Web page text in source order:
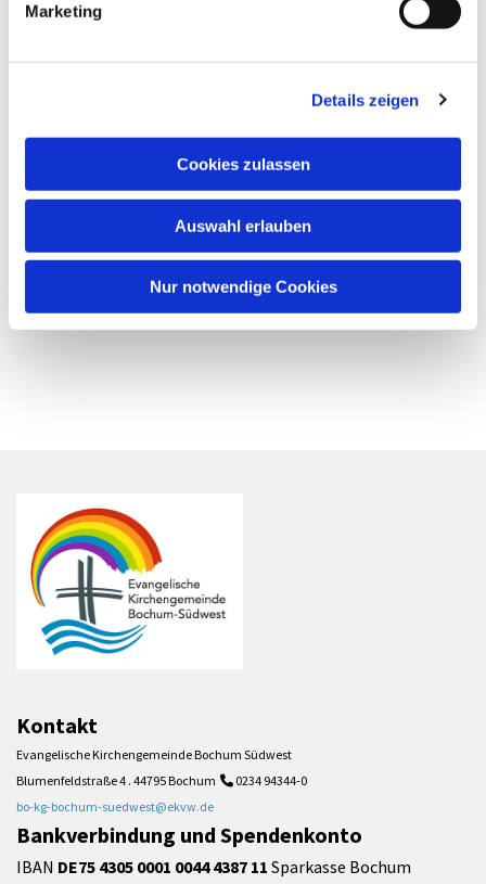
Marketing
Details zeigen
Cookies zulassen
Auswahl erlauben
Nur notwendige Cookies
Kontakt
Evangelische Kirchengemeinde Bochum Südwest
Blumenfeldstraße 4 . 44795 Bochum  0234 94344-0
bo-kg-bochum-suedwest@ekvw.de
Bankverbindung und Spendenkonto
IBAN DE75 4305 0001 0044 4387 11 Sparkasse Bochum